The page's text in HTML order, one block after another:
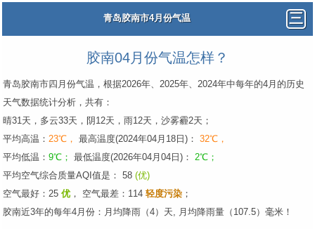
青岛胶南市4月份气温
胶南04月份气温怎样？
青岛胶南市四月份气温，根据2026年、2025年、2024年中每年的4月的历史
天气数据统计分析，共有：
晴31天，多云33天，阴12天，雨12天，沙雾霾2天；
平均高温： 23℃， 最高温度(2024年04月18日)： 32℃，
平均低温： 9℃； 最低温度(2026年04月04日)： 2℃；
平均空气综合质量AQI值是： 58 (优)
空气最好：25 优 ， 空气最差：114 轻度污染 ；
胶南近3年的每年4月份：月均降雨（4）天, 月均降雨量（107.5）毫米！